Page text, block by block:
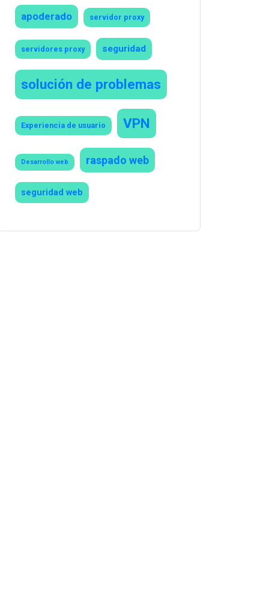
apoderado servidor proxy
servidores proxy seguridad
solución de problemas
Experiencia de usuario VPN
Desarrollo web raspado web
seguridad web